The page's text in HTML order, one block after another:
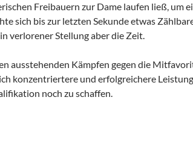
Freibauern zur Dame laufen ließ, um
sich bis zur letzten Sekunde etwas
verlorener Stellung aber die Zeit.
ausstehenden Kämpfen gegen die
konzentriertere und erfolgreichere
noch zu schaffen.